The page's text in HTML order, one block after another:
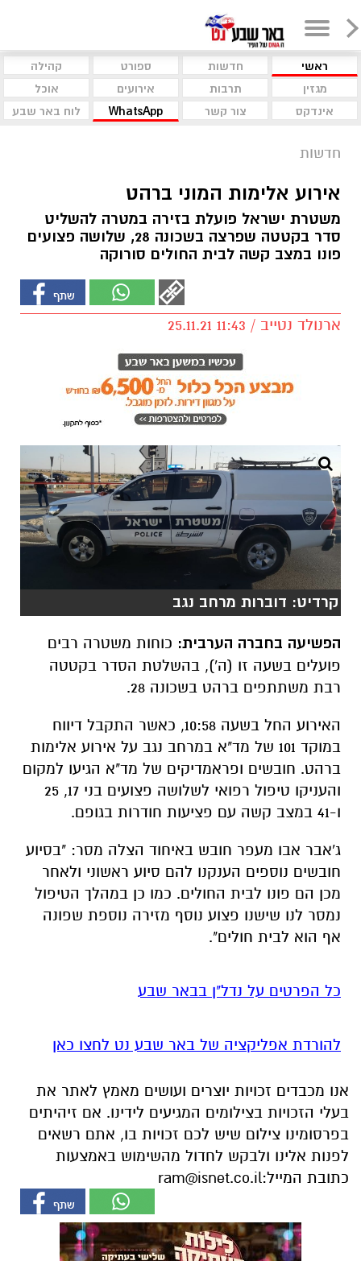
ראשי חדשות ספורט
קהילה
מגזין
תרבות אירועים
אוכל
אינדקס
צור קשר WhatsApp לוח באר שבע
חדשות
אירוע אלימות המוני ברהט
משטרת ישראל פועלת בזירה במטרה להשליט
סדר בקטטה שפרצה בשכונה 28, שלושה פצועים
פונו במצב קשה לבית החולים סורוקה
ארנולד נטייב / 11:43 25.11.21
קרדיט: דוברות מרחב נגב
הפשיעה בחברה הערבית: כוחות משטרה רבים
פועלים בשעה זו (ה'), בהשלטת הסדר בקטטה
רבת משתתפים ברהט בשכונה 28.
האירוע החל בשעה 10:58, כאשר התקבל דיווח
במוקד 101 של מד"א במרחב נגב על אירוע אלימות
ברהט. חובשים ופראמדיקים של מד"א הגיעו למקום
והעניקו טיפול רפואי לשלושה פצועים בני 17, 25
ו-41 במצב קשה עם פציעות חודרות בגופם.
ג'אבר אבו מעפר חובש באיחוד הצלה מסר: "בסיוע
חובשים נוספים הענקנו להם סיוע ראשוני ולאחר
מכן הם פונו לבית החולים. כמו כן במהלך הטיפול
נמסר לנו שישנו פצוע נוסף מזירה נוספת שפונה
אף הוא לבית חולים".
כל הפרטים על נדל"ן בבאר שבע
להורדת אפליקציה של באר שבע נט לחצו כאן
אנו מכבדים זכויות יוצרים ועושים מאמץ לאתר את
בעלי הזכויות בצילומים המגיעים לידינו. אם זיהיתים
בפרסומינו צילום שיש לכם זכויות בו, אתם רשאים
לפנות אלינו ולבקש לחדול מהשימוש באמצעות
כתובת המייל:ram@isnet.co.il